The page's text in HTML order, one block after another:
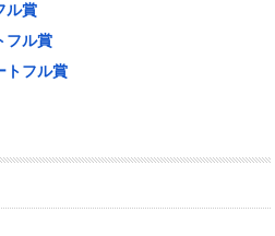
ル賞
フル賞
トフル賞